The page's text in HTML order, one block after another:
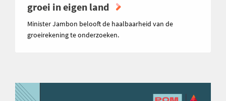
groei in eigen land
Minister Jambon belooft de haalbaarheid van de
groeirekening te onderzoeken.